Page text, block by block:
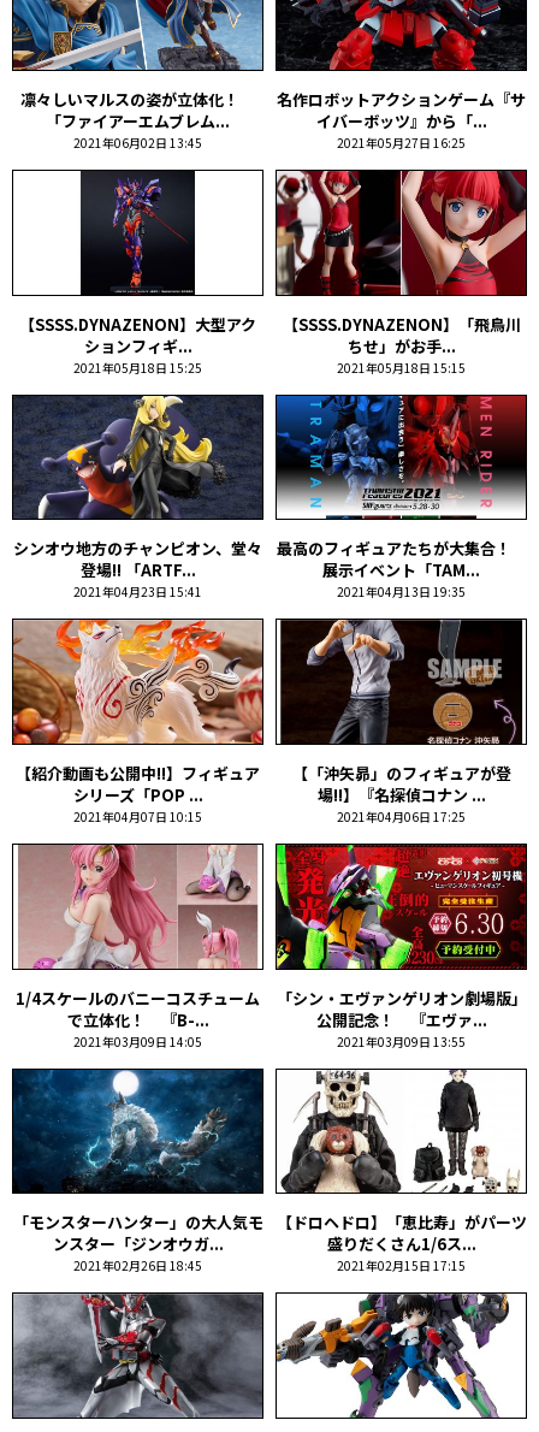
凛々しいマルスの姿が立体化！
「ファイアーエムブレム...
2021年06月02日 13:45
名作ロボットアクションゲーム『サ
イバーボッツ』から「...
2021年05月27日 16:25
【SSSS.DYNAZENON】大型アク
ションフィギ...
2021年05月18日 15:25
【SSSS.DYNAZENON】「飛鳥川
ちせ」がお手...
2021年05月18日 15:15
シンオウ地方のチャンピオン、堂々
登場!! 「ARTF...
2021年04月23日 15:41
最高のフィギュアたちが大集合！
展示イベント「TAM...
2021年04月13日 19:35
【紹介動画も公開中!!】フィギュア
シリーズ「POP ...
2021年04月07日 10:15
【「沖矢昴」のフィギュアが登
場!!】『名探偵コナン ...
2021年04月06日 17:25
1/4スケールのバニーコスチューム
で立体化！ 『B-...
2021年03月09日 14:05
「シン・エヴァンゲリオン劇場版」
公開記念！ 『エヴァ...
2021年03月09日 13:55
「モンスターハンター」の大人気モ
ンスター「ジンオウガ...
2021年02月26日 18:45
【ドロヘドロ】「恵比寿」がパーツ
盛りだくさん1/6ス...
2021年02月15日 17:15